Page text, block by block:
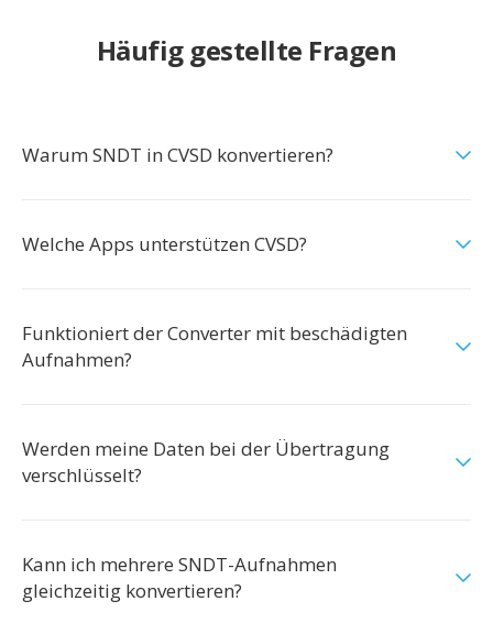
Häufig gestellte Fragen
Warum SNDT in CVSD konvertieren?
Welche Apps unterstützen CVSD?
Funktioniert der Converter mit beschädigten
Aufnahmen?
Werden meine Daten bei der Übertragung
verschlüsselt?
Kann ich mehrere SNDT-Aufnahmen
gleichzeitig konvertieren?